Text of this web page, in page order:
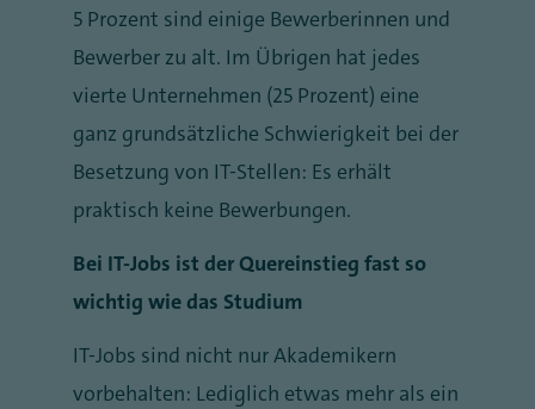
5 Prozent sind einige Bewerberinnen und
Bewerber zu alt. Im Übrigen hat jedes
vierte Unternehmen (25 Prozent) eine
ganz grundsätzliche Schwierigkeit bei der
Besetzung von IT-Stellen: Es erhält
praktisch keine Bewerbungen.
Bei IT-Jobs ist der Quereinstieg fast so
wichtig wie das Studium
IT-Jobs sind nicht nur Akademikern
vorbehalten: Lediglich etwas mehr als ein